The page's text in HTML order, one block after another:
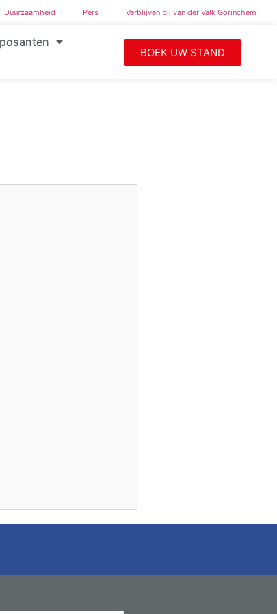
Duurzaamheid Pers Verblijven bij van der Valk Gorinchem
BOEK UW STAND